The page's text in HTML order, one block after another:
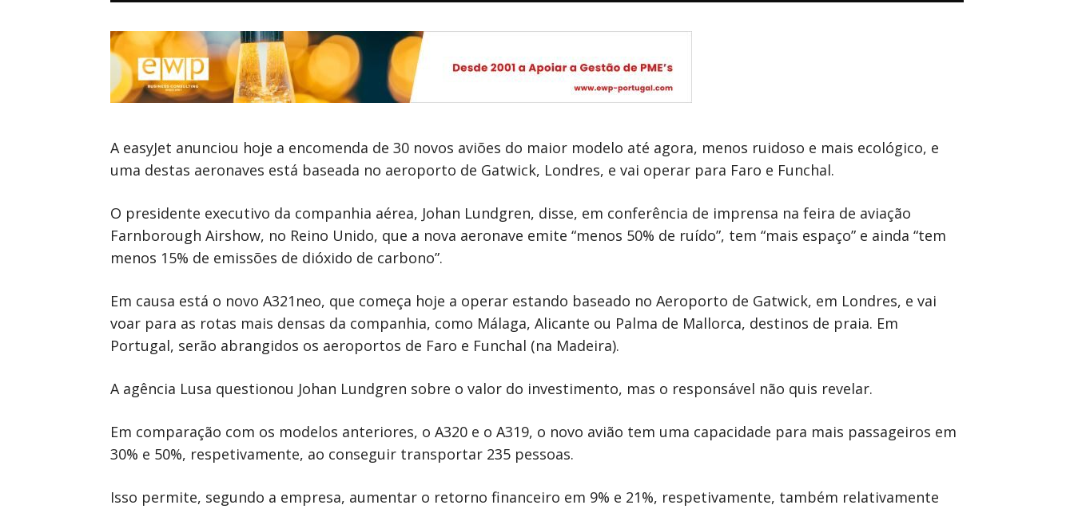
A easyJet anunciou hoje a encomenda de 30 novos aviões do maior modelo até agora, menos ruidoso e mais ecológico, e
uma destas aeronaves está baseada no aeroporto de Gatwick, Londres, e vai operar para Faro e Funchal.
O presidente executivo da companhia aérea, Johan Lundgren, disse, em conferência de imprensa na feira de aviação
Farnborough Airshow, no Reino Unido, que a nova aeronave emite “menos 50% de ruído”, tem “mais espaço” e ainda “tem
menos 15% de emissões de dióxido de carbono”.
Em causa está o novo A321neo, que começa hoje a operar estando baseado no Aeroporto de Gatwick, em Londres, e vai
voar para as rotas mais densas da companhia, como Málaga, Alicante ou Palma de Mallorca, destinos de praia. Em
Portugal, serão abrangidos os aeroportos de Faro e Funchal (na Madeira).
A agência Lusa questionou Johan Lundgren sobre o valor do investimento, mas o responsável não quis revelar.
Em comparação com os modelos anteriores, o A320 e o A319, o novo avião tem uma capacidade para mais passageiros em
30% e 50%, respetivamente, ao conseguir transportar 235 pessoas.
Isso permite, segundo a empresa, aumentar o retorno financeiro em 9% e 21%, respetivamente, também relativamente